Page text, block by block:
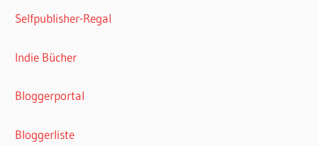
Selfpublisher-Regal
Indie Bücher
Bloggerportal
Bloggerliste